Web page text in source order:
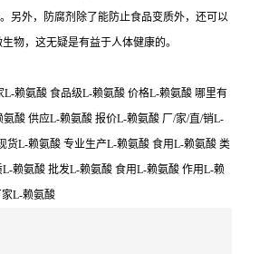
另外，防腐剂除了能防止食品变质外，还可以
物，这无疑是有益于人体健康的。
L-赖氨酸 食品级L-赖氨酸 价格L-赖氨酸 哪里有
酸 供应L-赖氨酸 报价L-赖氨酸 厂/家/直/销L-
货L-赖氨酸 专业生产L-赖氨酸 食用L-赖氨酸 类
赖氨酸 批发L-赖氨酸 食用L-赖氨酸 作用L-赖
L-赖氨酸